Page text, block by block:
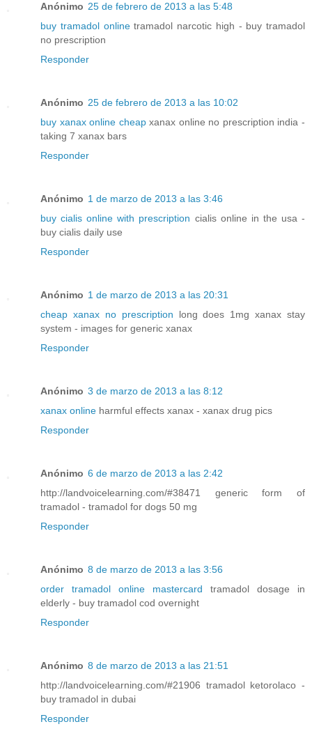
Anónimo 25 de febrero de 2013 a las 5:48
buy tramadol onlinetramadol narcotic high - buy tramadol
no prescription
Responder
Anónimo 25 de febrero de 2013 a las 10:02
buy xanax online cheapxanax online no prescription india -
taking 7 xanax bars
Responder
Anónimo 1 de marzo de 2013 a las 3:46
buy cialis online with prescription cialis online in the usa -
buy cialis daily use
Responder
Anónimo 1 de marzo de 2013 a las 20:31
cheap xanax no prescription long does 1mg xanax stay
system - images for generic xanax
Responder
Anónimo 3 de marzo de 2013 a las 8:12
xanax online harmful effects xanax - xanax drug pics
Responder
Anónimo 6 de marzo de 2013 a las 2:42
http://landvoicelearning.com/#38471 generic form of
tramadol - tramadol for dogs 50 mg
Responder
Anónimo 8 de marzo de 2013 a las 3:56
order tramadol online mastercard tramadol dosage in
elderly - buy tramadol cod overnight
Responder
Anónimo 8 de marzo de 2013 a las 21:51
http://landvoicelearning.com/#21906 tramadol ketorolaco -
buy tramadol in dubai
Responder